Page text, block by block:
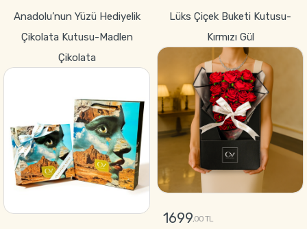
Anadolu’nun Yüzü Hediyelik
Çikolata Kutusu-Madlen
Çikolata
Lüks Çiçek Buketi Kutusu-
Kırmızı Gül
1699,00 TL